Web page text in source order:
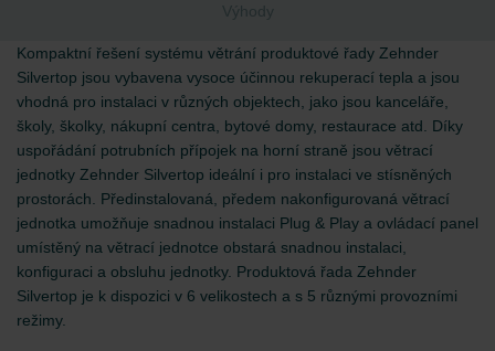
Výhody
Kompaktní řešení systému větrání produktové řady Zehnder
Silvertop jsou vybavena vysoce účinnou rekuperací tepla a jsou
vhodná pro instalaci v různých objektech, jako jsou kanceláře,
školy, školky, nákupní centra, bytové domy, restaurace atd. Díky
uspořádání potrubních přípojek na horní straně jsou větrací
jednotky Zehnder Silvertop ideální i pro instalaci ve stísněných
prostorách. Předinstalovaná, předem nakonfigurovaná větrací
jednotka umožňuje snadnou instalaci Plug & Play a ovládací panel
umístěný na větrací jednotce obstará snadnou instalaci,
konfiguraci a obsluhu jednotky. Produktová řada Zehnder
Silvertop je k dispozici v 6 velikostech a s 5 různými provozními
režimy.